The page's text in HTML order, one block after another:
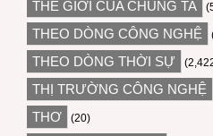
THẾ GIỚI CỦA CHÚNG TA
THEO DÒNG CÔNG NGHỆ
THEO DÒNG THỜI SỰ
THỊ TRƯỜNG CÔNG NGHỆ
THƠ (20)